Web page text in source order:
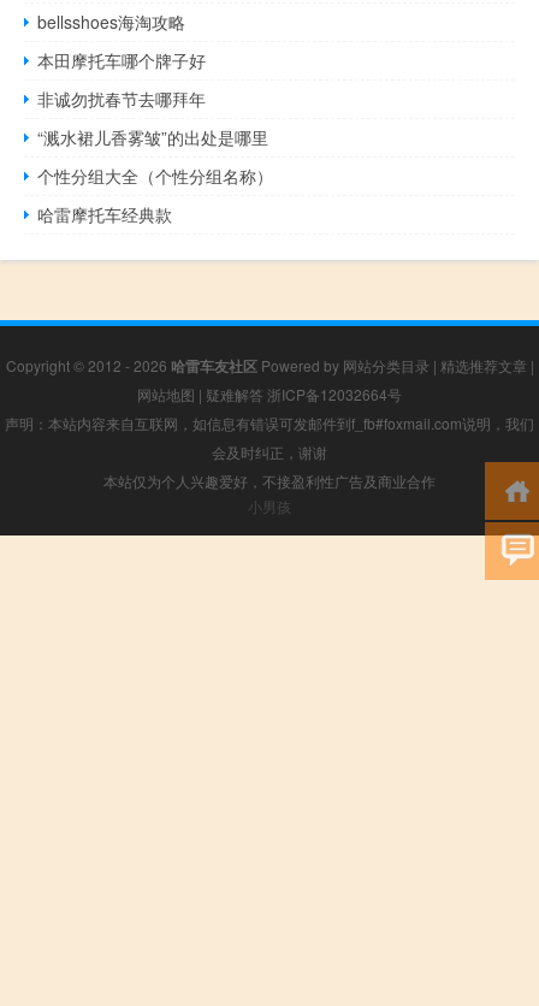
bellsshoes海淘攻略
本田摩托车哪个牌子好
非诚勿扰春节去哪拜年
“溅水裙儿香雾皱”的出处是哪里
个性分组大全（个性分组名称）
哈雷摩托车经典款
Copyright © 2012 - 2026 哈雷车友社区Powered by 网站分类目录 | 精选推荐文章 |
网站地图 | 疑难解答 浙ICP备12032664号
声明：本站内容来自互联网，如信息有错误可发邮件到f_fb#foxmail.com说明，我们
会及时纠正，谢谢
本站仅为个人兴趣爱好，不接盈利性广告及商业合作
小男孩